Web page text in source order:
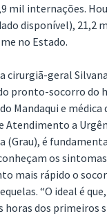
mil internações.
disponível), 21,2
no Estado.
cirurgiã-geral
pronto-socorro do
Mandaqui e médica
Atendimento a
(Grau), é
os sintomas
mais rápido o
“O ideal é
horas dos primeiros